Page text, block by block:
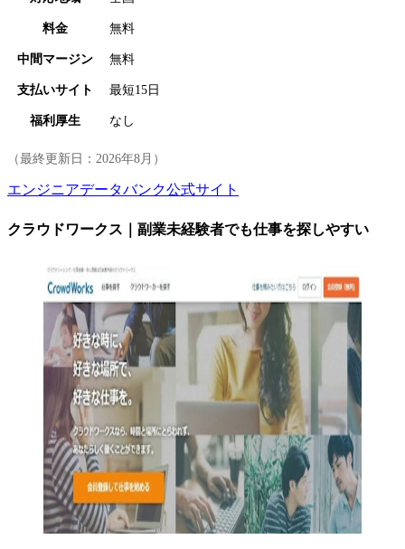
料金 無料
中間マージン 無料
支払いサイト 最短15日
福利厚生 なし
（最終更新日： 2026年8月 ）
エンジニアデータバンク公式サイト
クラウドワークス｜副業未経験者でも仕事を探しやすい